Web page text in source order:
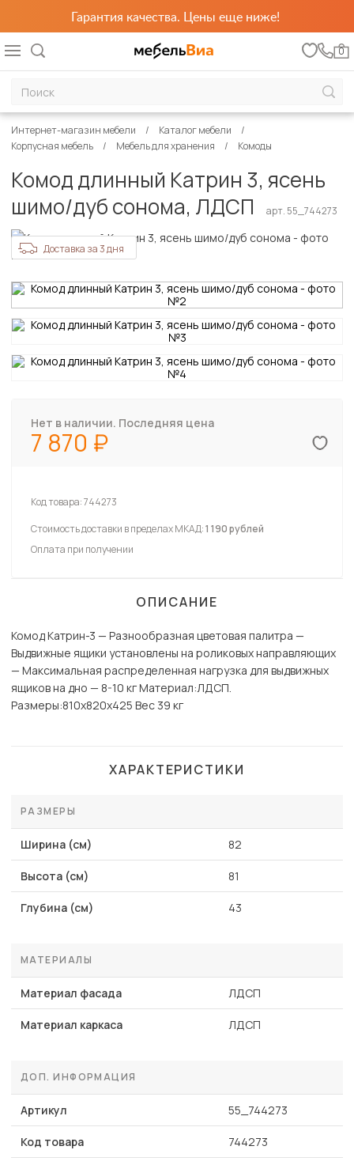
Гарантия качества. Цены еще ниже!
0
Интернет-магазин мебели
Каталог мебели
Корпусная мебель
Мебель для хранения Комоды
Комод длинный Катрин 3, ясень
шимо/дуб сонома, ЛДСП
арт. 55_744273
Доставка за 3 дня
Нет в наличии. Последняя цена
7 870
Код товара:744273
Стоимость доставки в пределах МКАД:1 190 рублей
Оплата при получении
ОПИСАНИЕ
Комод Катрин-3 — Разнообразная цветовая палитра —
Выдвижные ящики установлены на роликовых направляющих
— Максимальная распределенная нагрузка для выдвижных
ящиков на дно — 8-10 кг Материал:ЛДСП.
Paзмеры:810х820х425 Вес 39 кг
ХАРАКТЕРИСТИКИ
РАЗМЕРЫ
Ширина (см) 82
Высота (см) 81
Глубина (см) 43
МАТЕРИАЛЫ
Материал фасада ЛДСП
Материал каркаса ЛДСП
ДОП. ИНФОРМАЦИЯ
Артикул 55_744273
Код товара 744273